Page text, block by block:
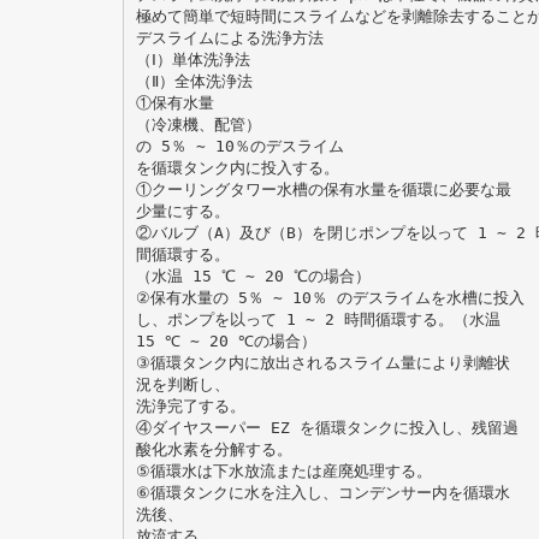
極めて簡単で短時間にスライムなどを剥離除去することが
デスライムによる洗浄方法
（Ⅰ）単体洗浄法
（Ⅱ）全体洗浄法
①保有水量
（冷凍機、配管）
の 5％ ∼ 10％のデスライム
を循環タンク内に投入する。
①クーリングタワー水槽の保有水量を循環に必要な最
少量にする。
②バルブ（A）及び（B）を閉じポンプを以って 1 ∼ 2
間循環する。
（水温 15 ℃ ∼ 20 ℃の場合）
②保有水量の 5％ ∼ 10％ のデスライムを水槽に投入
し、ポンプを以って 1 ∼ 2 時間循環する。（水温
15 ℃ ∼ 20 ℃の場合）
③循環タンク内に放出されるスライム量により剥離状
況を判断し、
洗浄完了する。
④ダイヤスーパー EZ を循環タンクに投入し、残留過
酸化水素を分解する。
⑤循環水は下水放流または産廃処理する。
⑥循環タンクに水を注入し、コンデンサー内を循環水
洗後、
放流する。